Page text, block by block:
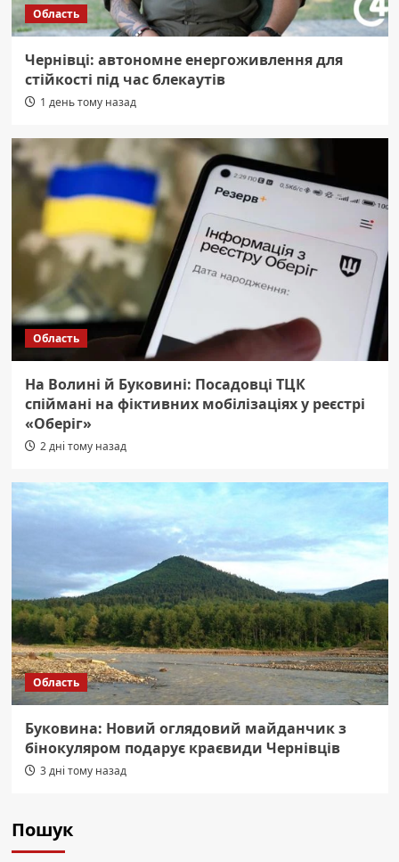
Область
Чернівці: автономне енергоживлення для
стійкості під час блекаутів
1 день тому назад
Область
На Волині й Буковині: Посадовці ТЦК
спіймані на фіктивних мобілізаціях у реєстрі
«Оберіг»
2 дні тому назад
Область
Буковина: Новий оглядовий майданчик з
бінокуляром подарує краєвиди Чернівців
3 дні тому назад
Пошук